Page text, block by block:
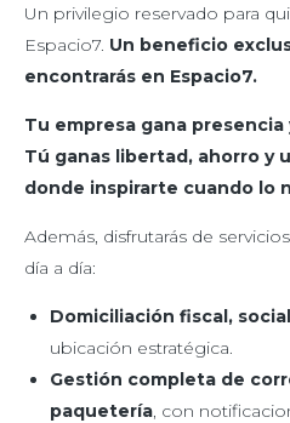
Un privilegio reservado para
Espacio7. Un beneficio
encontrarás en Espacio7.
Tu empresa gana
Tú ganas libertad, ahorro y
donde inspirarte cuando lo
Además, disfrutarás de
día a día:
Domiciliación fiscal,
ubicación estratégica.
Gestión completa de
paquetería, con